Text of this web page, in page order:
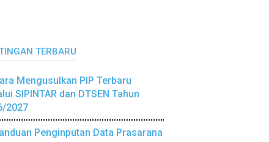
TERBARU
Mengusulkan PIP Terbaru
SIPINTAR dan DTSEN Tahun
2027
Penginputan Data Prasarana